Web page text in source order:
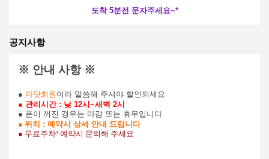
도착 5분전 문자주세요~*
공지사항
※ 안내 사항 ※
● 마닷회원 이라 말씀해 주셔야 할인되세요
● 관리시간 : 낮 12시~새벽 2시
● 폰이 꺼진 경우는 마감 또는 휴무입니다
● 위치 : 예약시 상세 안내 드립니다
● 무료주차! 예약시 문의해 주세요